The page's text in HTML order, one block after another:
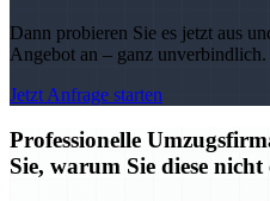
Dann probieren Sie es jetzt aus
Angebot an – ganz unverbindlich.
Jetzt Anfrage starten
Professionelle
Sie, warum Sie diese